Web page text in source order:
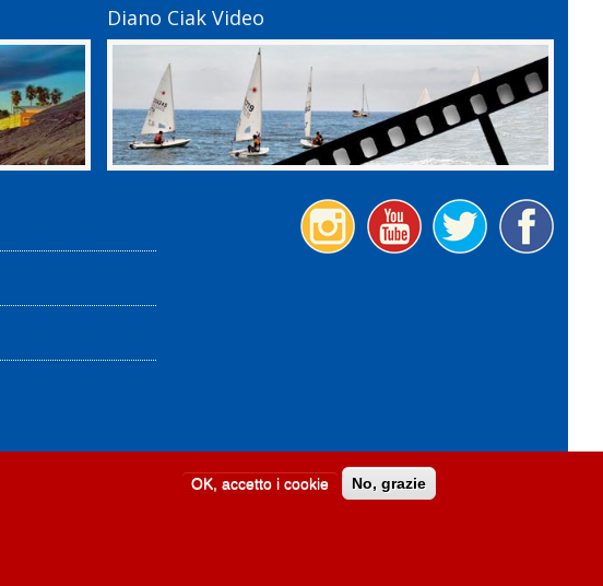
Diano Ciak Video
OK, accetto i cookie No, grazie